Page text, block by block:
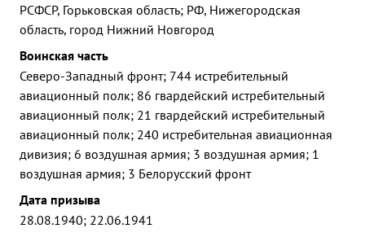
РСФСР, Горьковская область; РФ, Нижегородская
область, город Нижний Новгород
Воинская часть
Северо-Западный фронт; 744 истребительный
авиационный полк; 86 гвардейский истребительный
авиационный полк; 21 гвардейский истребительный
авиационный полк; 240 истребительная авиационная
дивизия; 6 воздушная армия; 3 воздушная армия; 1
воздушная армия; 3 Белорусский фронт
Дата призыва
28.08.1940; 22.06.1941